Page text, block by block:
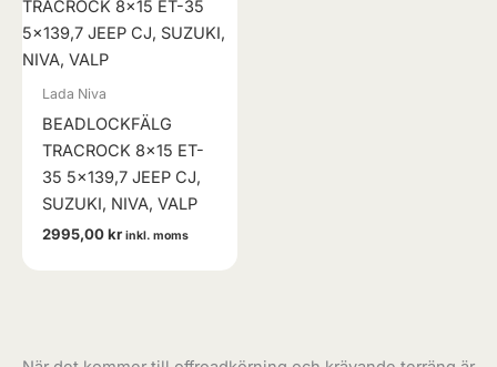
Lada Niva
BEADLOCKFÄLG
TRACROCK 8×15 ET-
35 5×139,7 JEEP CJ,
SUZUKI, NIVA, VALP
2995,00kr inkl. moms